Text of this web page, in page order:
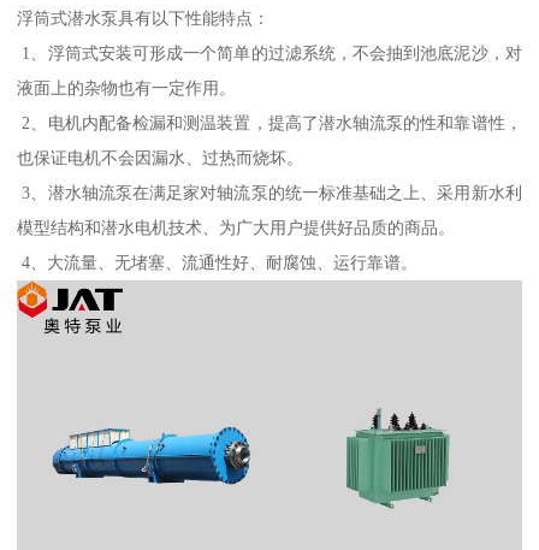
浮筒式潜水泵具有以下性能特点：
1、浮筒式安装可形成一个简单的过滤系统，不会抽到池底泥沙，对
液面上的杂物也有一定作用。
2、电机内配备检漏和测温装置，提高了潜水轴流泵的性和靠谱性，
也保证电机不会因漏水、过热而烧坏。
3、潜水轴流泵在满足家对轴流泵的统一标准基础之上、采用新水利
模型结构和潜水电机技术、为广大用户提供好品质的商品。
4、大流量、无堵塞、流通性好、耐腐蚀、运行靠谱。